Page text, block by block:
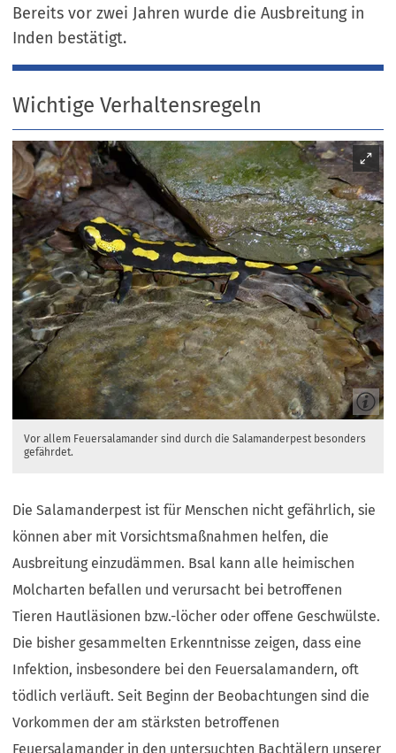
Bereits vor zwei Jahren wurde die Ausbreitung in
Inden bestätigt.
Wichtige Verhaltensregeln
Vor allem Feuersalamander sind durch die Salamanderpest besonders
gefährdet.
Die Salamanderpest ist für Menschen nicht gefährlich, sie
können aber mit Vorsichtsmaßnahmen helfen, die
Ausbreitung einzudämmen. Bsal kann alle heimischen
Molcharten befallen und verursacht bei betroffenen
Tieren Hautläsionen bzw.-löcher oder offene Geschwülste.
Die bisher gesammelten Erkenntnisse zeigen, dass eine
Infektion, insbesondere bei den Feuersalamandern, oft
tödlich verläuft. Seit Beginn der Beobachtungen sind die
Vorkommen der am stärksten betroffenen
Feuersalamander in den untersuchten Bachtälern unserer